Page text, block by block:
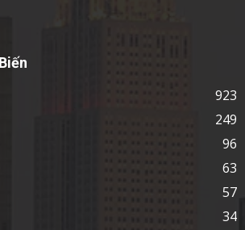
923
249
96
63
57
34